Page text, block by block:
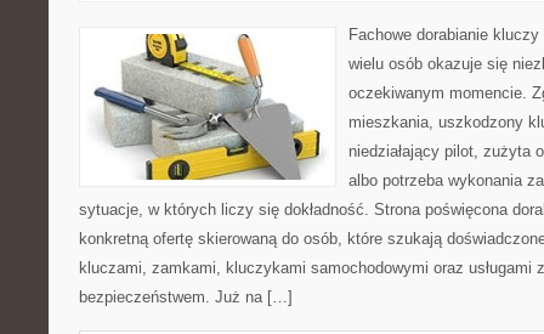
Fachowe dorabianie
wielu osób okazuje się
oczekiwanym momencie.
mieszkania, uszkodzony
niedziałający pilot, zużyta
albo potrzeba wykonania
sytuacje, w których liczy się dokładność. Strona poświęcona
konkretną ofertę skierowaną do osób, które szukają
kluczami, zamkami, kluczykami samochodowymi oraz usługami
bezpieczeństwem. Już na […]